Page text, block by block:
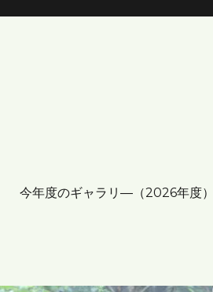
今年度のギャラリ―（2026年度）